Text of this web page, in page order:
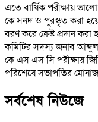
এতে বার্ষিক পরীক্ষায়
কে সনদ ও পুরস্কৃত করা
বরণ করে ক্রেষ্ট প্রদান করা
কমিটির সদস্য জনাব আব্দুল
কে এস এস সি পরীক্ষায়
পরিশেষে সভাপতির
সর্বশেষ নিউজে